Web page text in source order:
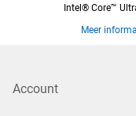
Intel® Core™
Meer
Account